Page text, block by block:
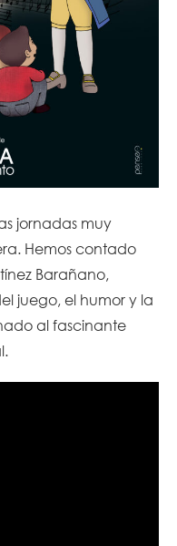
jornadas muy
Hemos contado
Barañano,
juego, el humor y la
al fascinante